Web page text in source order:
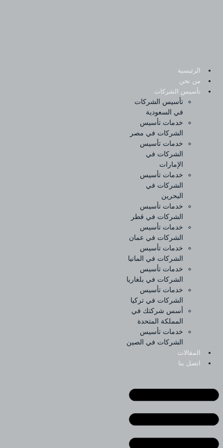
الرئيسية
من نحن
تأسيس الشركات
تأسيس الشركات
في السعودية
خدمات تأسيس
الشركات في مصر
خدمات تأسيس
الشركات في
الإمارات
خدمات تأسيس
الشركات في
البحرين
خدمات تأسيس
الشركات في قطر
خدمات تأسيس
الشركات في عمان
خدمات تأسيس
الشركات في المانيا
خدمات تأسيس
الشركات في بلغاريا
خدمات تأسيس
الشركات في تركيا
أسس شركتك في
المملكة المتحدة
خدمات تأسيس
الشركات في الصين
المقالات
اتصل بنا